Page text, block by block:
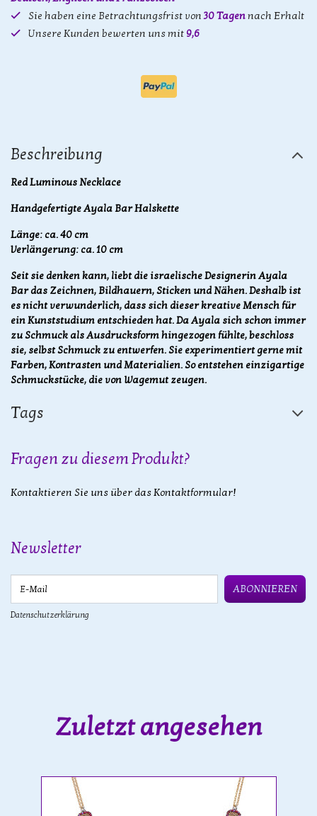
Sie haben eine Betrachtungsfrist von30 Tagennach Erhalt
Unsere Kunden bewerten uns mit 9,6
Beschreibung
Red Luminous Necklace
HandgefertigteAyala Bar Halskette
Länge: ca. 40 cm
Verlängerung: ca. 10 cm
Seit sie denken kann, liebt die israelische Designerin Ayala
Bar das Zeichnen, Bildhauern, Sticken und Nähen. Deshalb ist
es nicht verwunderlich, dass sich dieser kreative Mensch für
ein Kunststudium entschieden hat. Da Ayala sich schon immer
zu Schmuck als Ausdrucksform hingezogen fühlte, beschloss
sie, selbst Schmuck zu entwerfen. Sie experimentiert gerne mit
Farben, Kontrasten und Materialien. So entstehen einzigartige
Schmuckstücke, die von Wagemut zeugen.
Tags
Fragen zu diesem Produkt?
Kontaktieren Sie uns über das Kontaktformular!
Newsletter
ABONNIEREN
Datenschutzerklärung
Zuletzt angesehen